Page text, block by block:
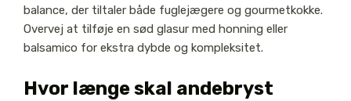
balance, der tiltaler både fuglejægere og gourmetkokke.
Overvej at tilføje en sød glasur med honning eller
balsamico for ekstra dybde og kompleksitet.
Hvor længe skal andebryst